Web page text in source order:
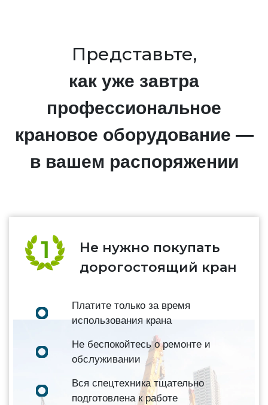
Представьте,
как уже завтра
профессиональное
крановое оборудование —
в вашем распоряжении
Не нужно покупать
дорогостоящий кран
Платите только за время
использования крана
Не беспокойтесь о ремонте и
обслуживании
Вся спецтехника тщательно
подготовлена к работе